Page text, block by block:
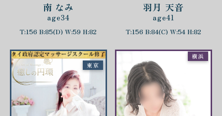
南 なみ
age34
T:156 B:85(D) W:59 H:82
羽月 天音
age41
T:156 B:84(C) W:54 H:82
東京
横浜